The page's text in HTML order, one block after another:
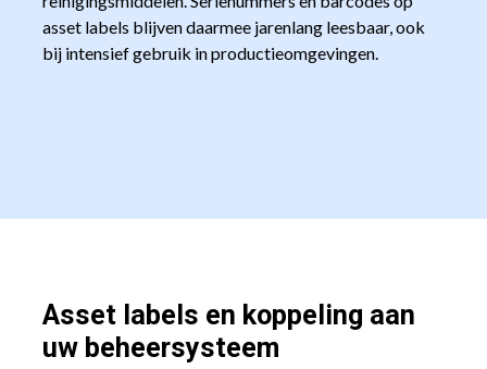
asset labels blijven daarmee jarenlang leesbaar, ook
bij intensief gebruik in productieomgevingen.
Asset labels en koppeling aan
uw beheersysteem